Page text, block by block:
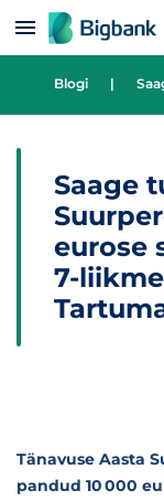
Liigu edasi
Blogi | Saage
Saage
eurose
7-
Tänavuse Aasta
pandud 10 000